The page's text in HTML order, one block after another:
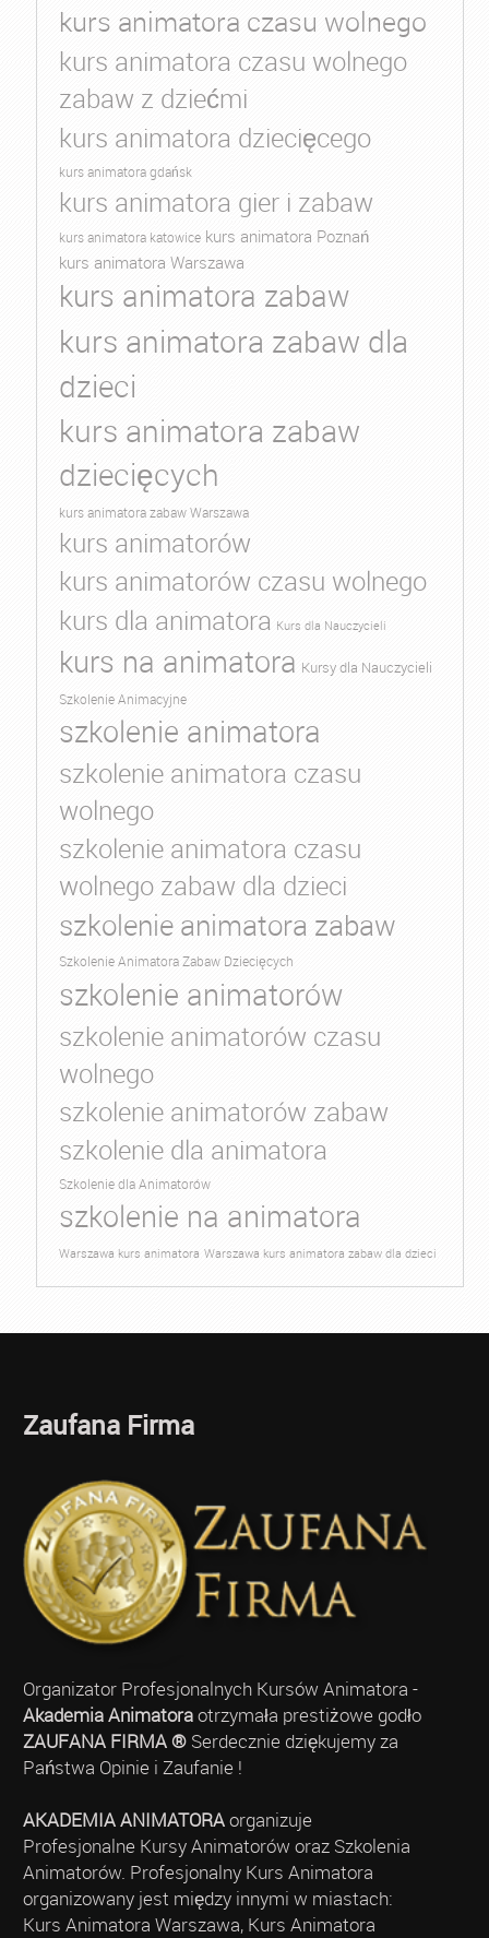
kurs animatora czasu wolnego
kurs animatora czasu wolnego
zabaw z dziećmi
kurs animatora dziecięcego
kurs animatora gdańsk
kurs animatora gier i zabaw
kurs animatora katowice kurs animatora Poznań
kurs animatora Warszawa
kurs animatora zabaw
kurs animatora zabaw dla
dzieci
kurs animatora zabaw
dziecięcych
kurs animatora zabaw Warszawa
kurs animatorów
kurs animatorów czasu wolnego
kurs dla animatora Kurs dla Nauczycieli
kurs na animatora Kursy dla Nauczycieli
Szkolenie Animacyjne
szkolenie animatora
szkolenie animatora czasu
wolnego
szkolenie animatora czasu
wolnego zabaw dla dzieci
szkolenie animatora zabaw
Szkolenie Animatora Zabaw Dziecięcych
szkolenie animatorów
szkolenie animatorów czasu
wolnego
szkolenie animatorów zabaw
szkolenie dla animatora
Szkolenie dla Animatorów
szkolenie na animatora
Warszawa kurs animatora Warszawa kurs animatora zabaw dla dzieci
Zaufana Firma
Organizator Profesjonalnych Kursów Animatora -
Akademia Animatoraotrzymała prestiżowe godło
ZAUFANA FIRMA ®Serdecznie dziękujemy za
Państwa Opinie i Zaufanie !
AKADEMIA ANIMATORAorganizuje
Profesjonalne Kursy Animatorów oraz Szkolenia
Animatorów. Profesjonalny Kurs Animatora
organizowany jest między innymi w miastach:
Kurs Animatora Warszawa, Kurs Animatora